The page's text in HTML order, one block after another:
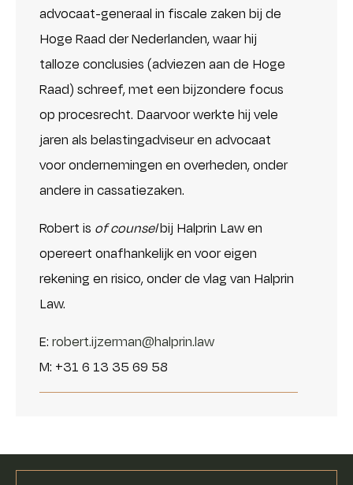
advocaat-generaal in fiscale zaken bij de
Hoge Raad der Nederlanden, waar hij
talloze conclusies (adviezen aan de Hoge
Raad) schreef, met een bijzondere focus
op procesrecht. Daarvoor werkte hij vele
jaren als belastingadviseur en advocaat
voor ondernemingen en overheden, onder
andere in cassatiezaken.
Robert is of counselbij Halprin Law en
opereert onafhankelijk en voor eigen
rekening en risico, onder de vlag van Halprin
Law.
E: robert.ijzerman@halprin.law
M: +31 6 13 35 69 58